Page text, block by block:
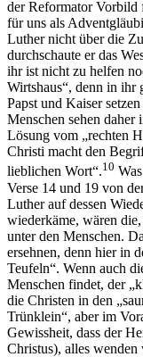
der Reformator Vorbild
für uns als
Luther nicht über die
durchschaute er das
ihr ist nicht zu helfen
Wirtshaus“, denn in ihr
Papst und Kaiser
Menschen sehen
Lösung vom „rechten
Christi macht den
lieblichen Wort“.10
Verse 14 und 19 von
Luther auf dessen
wiederkäme, wären
unter den Menschen.
ersehnen, denn hier in
Teufeln“. Wenn auch
Menschen findet, der
die Christen in den
Trünklein“, aber im
Gewissheit, dass der
Christus), alles wenden